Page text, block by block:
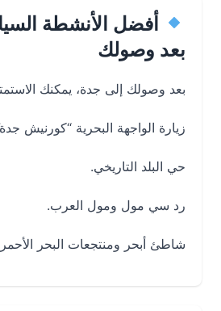
أفضل الأنشطة
بعد وصولك
بعد وصولك إلى جدة، يمكنك الاستمتاع بـ:
زيارة الواجهة البحرية “كورنيش جدة”.
حي البلد التاريخي.
رد سي مول ومول العرب.
شاطئ أبحر ومنتجعات البحر الأحمر.